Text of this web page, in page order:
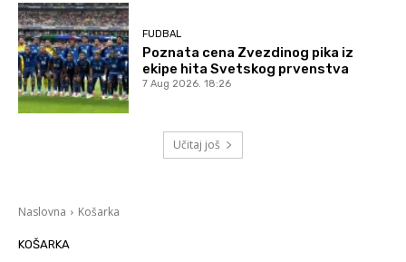
FUDBAL
Poznata cena Zvezdinog pika iz
ekipe hita Svetskog prvenstva
7 Aug 2026. 18:26
Učitaj još